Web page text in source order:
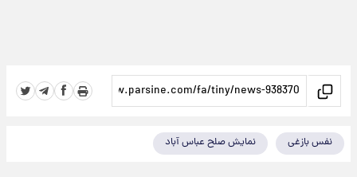
نفس بازغی نمایش صلح عباس آباد